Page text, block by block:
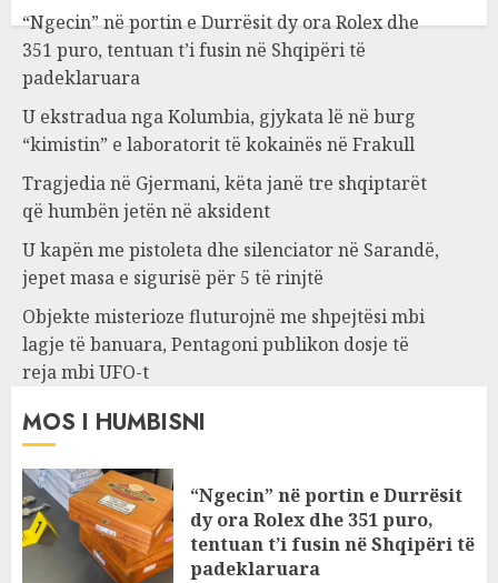
“Ngecin” në portin e Durrësit dy ora Rolex dhe
351 puro, tentuan t’i fusin në Shqipëri të
padeklaruara
U ekstradua nga Kolumbia, gjykata lë në burg
“kimistin” e laboratorit të kokainës në Frakull
Tragjedia në Gjermani, këta janë tre shqiptarët
që humbën jetën në aksident
U kapën me pistoleta dhe silenciator në Sarandë,
jepet masa e sigurisë për 5 të rinjtë
Objekte misterioze fluturojnë me shpejtësi mbi
lagje të banuara, Pentagoni publikon dosje të
reja mbi UFO-t
MOS I HUMBISNI
“Ngecin” në portin e Durrësit
dy ora Rolex dhe 351 puro,
tentuan t’i fusin në Shqipëri të
padeklaruara